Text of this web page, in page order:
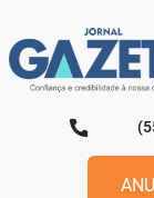
para
o
conteúdo